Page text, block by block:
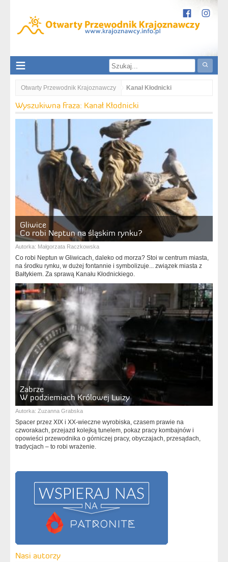
Otwarty Przewodnik Krajoznawczy Kanał Kłodnicki
Wyszukiwna fraza: Kanał Kłodnicki
Gliwice
Co robi Neptun na śląskim rynku?
Autorka: Małgorzata Raczkowska
Co robi Neptun w Gliwicach, daleko od morza? Stoi w centrum miasta,
na środku rynku, w dużej fontannie i symbolizuje... związek miasta z
Bałtykiem. Za sprawą Kanału Kłodnickiego.
Zabrze
W podziemiach Królowej Luizy
Autorka: Zuzanna Grabska
Spacer przez XIX i XX-wieczne wyrobiska, czasem prawie na
czworakach, przejazd kolejką tunelem, pokaz pracy kombajnów i
opowieści przewodnika o górniczej pracy, obyczajach, przesądach,
tradycjach – to robi wrażenie.
Nasi autorzy